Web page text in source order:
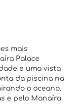
mais
Palace
e uma vista
da piscina na
o oceano.
e pelo Manaíra